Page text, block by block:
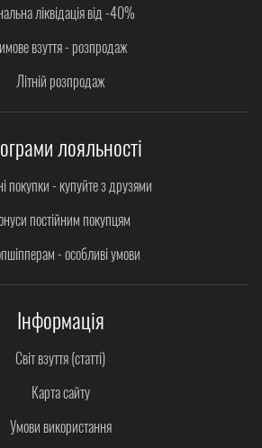
ліквідація від -40%
взуття - розпродаж
Літній розпродаж
лояльності
покупки - купуйте з друзями
постійним покупцям
- особливі умови
Інформація
Світ взуття (статті)
Карта сайту
Умови використання